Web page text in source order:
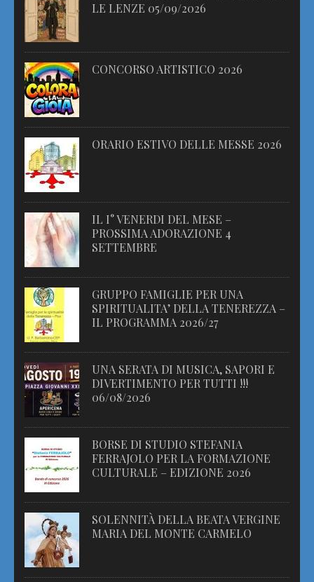
LE LENZE 05/09/2026
CONCORSO ARTISTICO 2026
ORARIO ESTIVO DELLE MESSE 2026
IL I° VENERDI DEL MESE –
PROSSIMA ADORAZIONE 4
SETTEMBRE
GRUPPO FAMIGLIE PER UNA
SPIRITUALITA’ DELLA TENEREZZA –
IL PROGRAMMA 2026/27
UNA SERATA DI MUSICA, SAPORI E
DIVERTIMENTO PER TUTTI !!!
06/08/2026
BORSE DI STUDIO STEFANIA
FERRAJOLO PER LA FORMAZIONE
CULTURALE – EDIZIONE 2026
SOLENNITÀ DELLA BEATA VERGINE
MARIA DEL MONTE CARMELO